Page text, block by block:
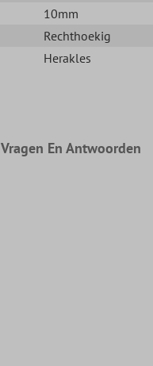
10mm
Rechthoekig
Herakles
Vragen En Antwoorden